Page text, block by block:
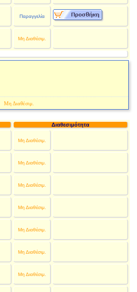
Παραγγελία
Μη Διαθέσιμ.
Μη Διαθέσιμ.
Διαθεσιμότητα
Μη Διαθέσιμ.
Μη Διαθέσιμ.
Μη Διαθέσιμ.
Μη Διαθέσιμ.
Μη Διαθέσιμ.
Μη Διαθέσιμ.
Μη Διαθέσιμ.